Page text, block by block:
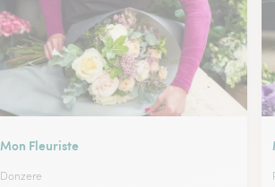
Mon Fleuriste
Donzere